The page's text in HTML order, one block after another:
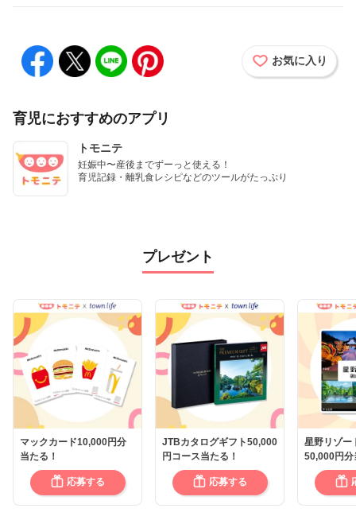
お気に入り
育児におすすめのアプリ
トモニテ
妊娠中〜産後までずーっと使える！
育児記録・離乳食レシピなどのツールがたっぷり
プレゼント
マックカード10,000円分
当たる！
応募する
JTBカタログギフト50,000
円コース当たる！
応募する
星野リゾー
50,000円分